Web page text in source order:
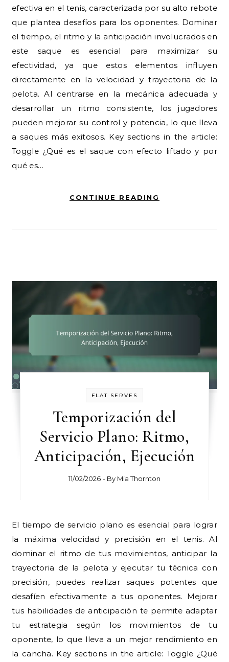
efectiva en el tenis, caracterizada por su alto rebote
que plantea desafíos para los oponentes. Dominar
el tiempo, el ritmo y la anticipación involucrados en
este saque es esencial para maximizar su
efectividad, ya que estos elementos influyen
directamente en la velocidad y trayectoria de la
pelota. Al centrarse en la mecánica adecuada y
desarrollar un ritmo consistente, los jugadores
pueden mejorar su control y potencia, lo que lleva
a saques más exitosos. Key sections in the article:
Toggle ¿Qué es el saque con efecto liftado y por
qué es…
CONTINUE READING
FLAT SERVES
Temporización del
Servicio Plano: Ritmo,
Anticipación, Ejecución
11/02/2026 - By Mia Thornton
El tiempo de servicio plano es esencial para lograr
la máxima velocidad y precisión en el tenis. Al
dominar el ritmo de tus movimientos, anticipar la
trayectoria de la pelota y ejecutar tu técnica con
precisión, puedes realizar saques potentes que
desafíen efectivamente a tus oponentes. Mejorar
tus habilidades de anticipación te permite adaptar
tu estrategia según los movimientos de tu
oponente, lo que lleva a un mejor rendimiento en
la cancha. Key sections in the article: Toggle ¿Qué